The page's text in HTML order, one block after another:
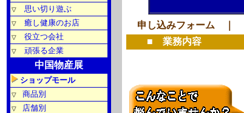
▽ 思い切り遊ぶ
▽ 癒し健康のお店
▽ 役立つ会社
▽ 頑張る企業
中国物産展
ショップモール
▽ 商品別
▽ 店舗別
申し込みフォーム
■ 業務内容